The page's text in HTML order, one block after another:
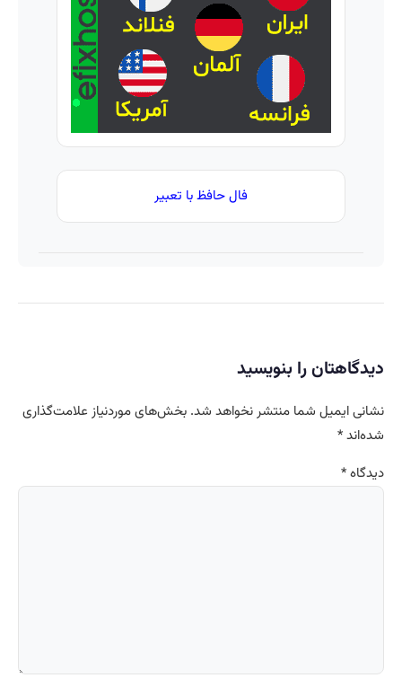
آموزش
رایگان
فال حافظ با تعبیر
دیدگاهتان را بنویسید
نشانی ایمیل شما منتشر نخواهد شد. بخش‌های موردنیاز علامت‌گذاری
شده‌اند*
دیدگاه*